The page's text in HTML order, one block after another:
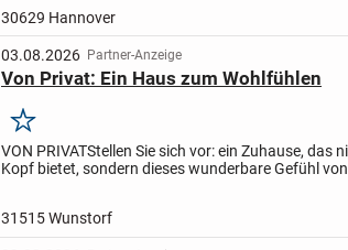
30629 Hannover
03.08.2026 Partner-Anzeige
Von Privat: Ein Haus zum Wohlfühlen
Merken
VON PRIVATStellen Sie sich vor: ein Zuhause, das
Kopf bietet, sondern dieses wunderbare Gefühl
31515 Wunstorf